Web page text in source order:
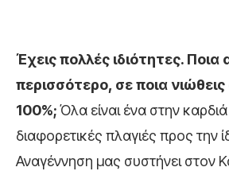
Έχεις πολλές ιδιότητες. Ποια
περισσότερο, σε ποια
100%;Όλα είναι ένα στην
διαφορετικές πλαγιές προς την
Αναγέννηση μας συστήνει στον